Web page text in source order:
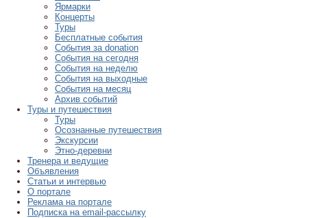
Ярмарки
Концерты
Туры
Бесплатные события
События за donation
События на сегодня
События на неделю
События на выходные
События на месяц
Архив событий
Туры и путешествия
Туры
Осознанные путешествия
Экскурсии
Этно-деревни
Тренера и ведущие
Объявления
Статьи и интервью
О портале
Реклама на портале
Подписка на email-рассылку